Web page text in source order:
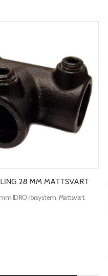
28 MM MATTSVART
IDRO rörsystem. Mattsvart.